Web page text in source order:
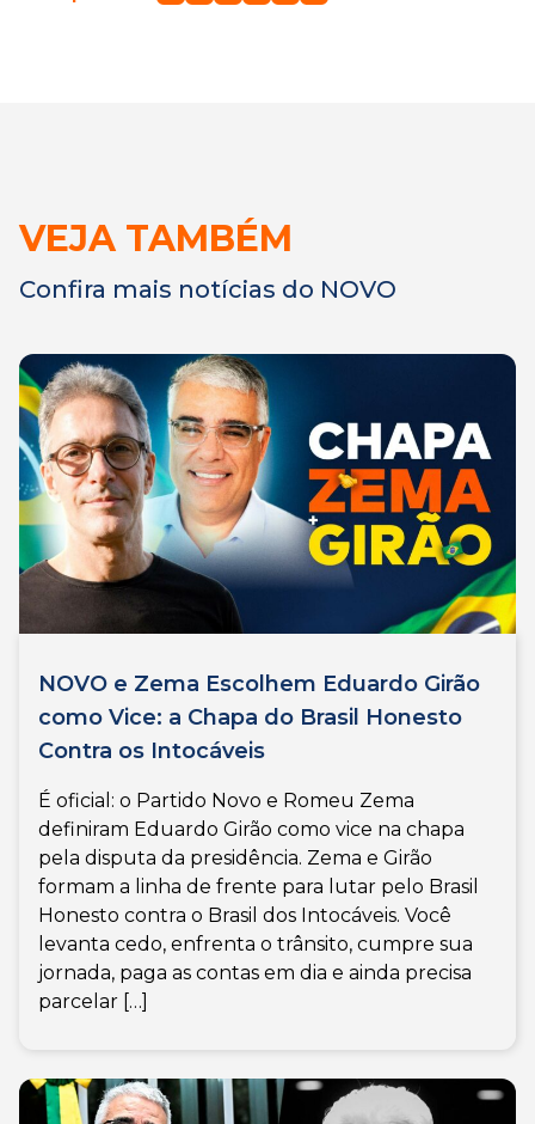
VEJA TAMBÉM
Confira mais notícias do NOVO
NOVO e Zema Escolhem Eduardo Girão
como Vice: a Chapa do Brasil Honesto
Contra os Intocáveis
É oficial: o Partido Novo e Romeu Zema
definiram Eduardo Girão como vice na chapa
pela disputa da presidência. Zema e Girão
formam a linha de frente para lutar pelo Brasil
Honesto contra o Brasil dos Intocáveis. Você
levanta cedo, enfrenta o trânsito, cumpre sua
jornada, paga as contas em dia e ainda precisa
parcelar […]